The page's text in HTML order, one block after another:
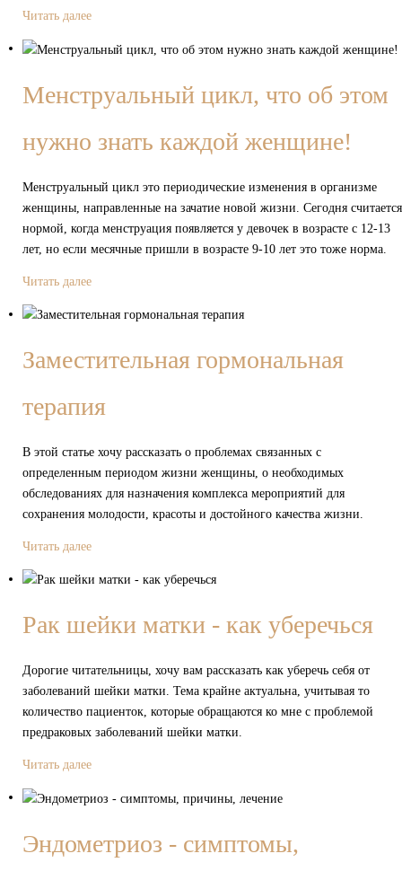
Читать далее
Менструальный цикл, что об этом
нужно знать каждой женщине!
Менструальный цикл это периодические изменения в организме
женщины, направленные на зачатие новой жизни. Сегодня считается
нормой, когда менструация появляется у девочек в возрасте с 12-13
лет, но если месячные пришли в возрасте 9-10 лет это тоже норма.
Читать далее
Заместительная гормональная
терапия
В этой статье хочу рассказать о проблемах связанных с
определенным периодом жизни женщины, о необходимых
обследованиях для назначения комплекса мероприятий для
сохранения молодости, красоты и достойного качества жизни.
Читать далее
Рак шейки матки - как уберечься
Дорогие читательницы, хочу вам рассказать как уберечь себя от
заболеваний шейки матки. Тема крайне актуальна, учитывая то
количество пациенток, которые обращаются ко мне с проблемой
предраковых заболеваний шейки матки.
Читать далее
Эндометриоз - симптомы,